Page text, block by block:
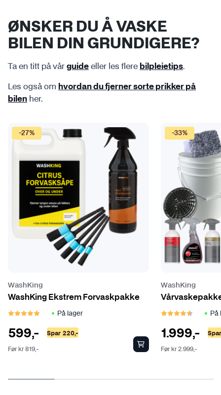
ØNSKER DU Å VASKE
BILEN DIN GRUNDIGERE?
Ta en titt på vår guide eller les flere bilpleietips.
Les også om hvordan du fjerner sorte prikker på
bilen her.
-27%
WashKing
WashKing Ekstrem Forvaskpakke
Karakter: 5.0 av 5 mulige
På lager
599,- Spar 220,-
Førkr819,-
-33%
WashKing
Karakter: 4.5
På
1.999,-
Førkr2.999,-